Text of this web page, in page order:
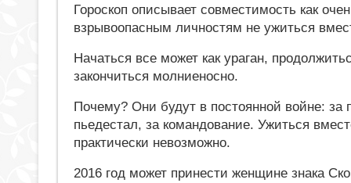
Гороскоп описывает совместимость как
взрывоопасным личностям не ужиться
Начаться все может как ураган,
закончиться молниеносно.
Почему? Они будут в постоянной войне: за
пьедестал, за командование. Ужиться
практически невозможно.
2016 год может принести женщине знака